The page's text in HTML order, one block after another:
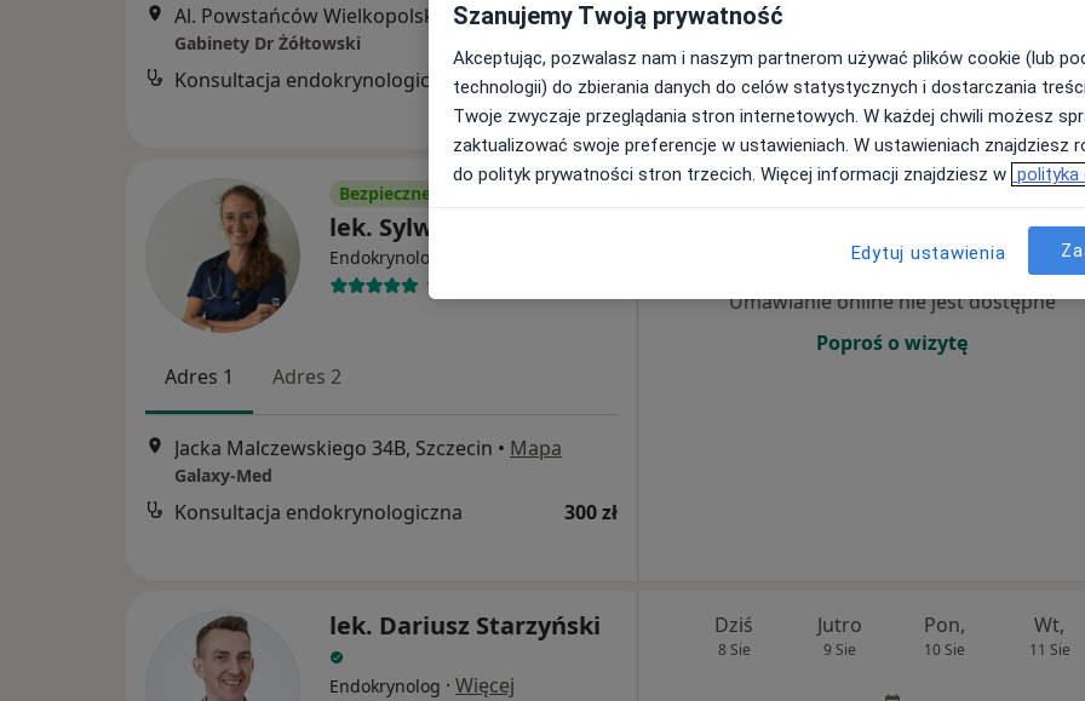
Al. Powstańców Wielkopolskich 79 LU2, Szczecin•Mapa
Gabinety Dr Żółtowski
Konsultacja endokrynologiczna 300 zł
Bezpieczne płatności
lek. Sylwia Dziub
Endokrynolog
137 opinii
Adres 1 Adres 2
Jacka Malczewskiego 34B, Szczecin • Mapa
Galaxy-Med
Konsultacja endokrynologiczna 300 zł
Pon, Wt,
Umawianie online nie jest dostępne
Poproś o wizytę
lek. Dariusz Starzyński
Endokrynolog · Więcej
Dziś
8 Sie
Jutro
9 Sie
Pon,
10 Sie
Wt,
11 Sie
Szanujemy Twoją prywatność
Akceptując, pozwalasz nam i naszym partnerom używać plików cookie (lub
technologii) do zbierania danych do celów statystycznych i dostarczania
Twoje zwyczaje przeglądania stron internetowych. W każdej chwili możesz
zaktualizować swoje preferencje w ustawieniach. W ustawieniach znajdziesz
do polityk prywatności stron trzecich. Więcej informacji znajdziesz w polityka
Edytuj ustawienia